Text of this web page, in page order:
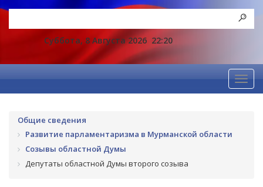
Суббота, 8 Августа 2026 22:20
Общие сведения
Развитие парламентаризма в Мурманской области
Созывы областной Думы
Депутаты областной Думы второго созыва